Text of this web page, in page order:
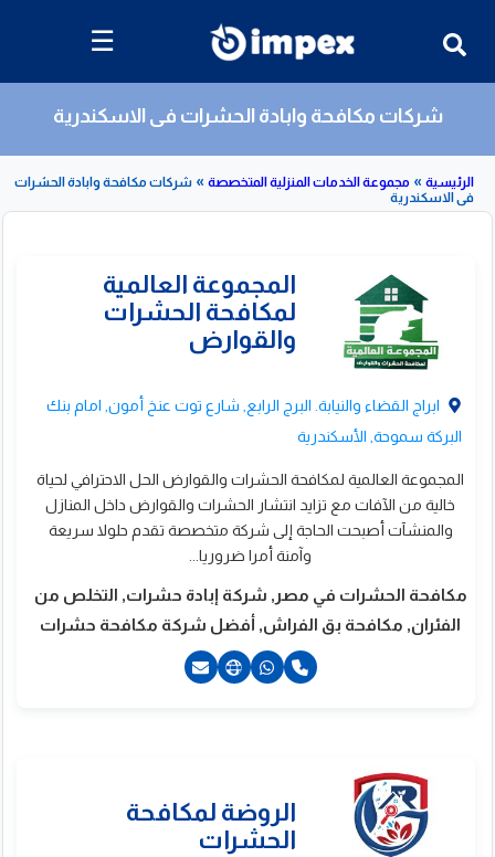
☰
شركات مكافحة وابادة الحشرات فى الاسكندرية
»
مجموعة الخدمات المنزلية المتخصصة
»
شركات مكافحة وابادة الحشرات
بشركات
مكافحة
وابادة
العالمية
الحشرات
ابراج القضاء والنيابة. البرج الرابع, شارع توت عنخ أمون, امام بنك
البركة سموحة, الأسكندرية
المجموعة العالمية لمكافحة الحشرات والقوارض الحل الاحترافي لحياة
خالية من الآفات مع تزايد انتشار الحشرات والقوارض داخل المنازل
والمنشآت أصبحت الحاجة إلى شركة متخصصة تقدم حلولا سريعة
وآمنة أمرا ضروريا...
مكافحة الحشرات في مصر, شركة إبادة حشرات, التخلص من
الفئران, مكافحة بق الفراش, أفضل شركة مكافحة حشرات